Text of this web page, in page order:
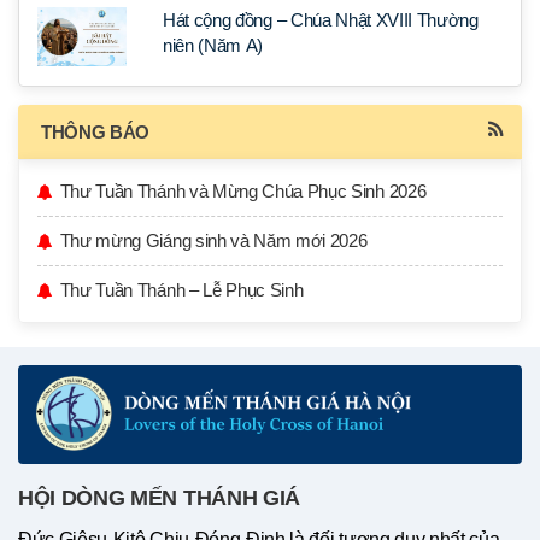
Hát cộng đồng – Chúa Nhật XVIII Thường
niên (Năm A)
THÔNG BÁO
Thư Tuần Thánh và Mừng Chúa Phục Sinh 2026
Thư mừng Giáng sinh và Năm mới 2026
Thư Tuần Thánh – Lễ Phục Sinh
HỘI DÒNG MẾN THÁNH GIÁ